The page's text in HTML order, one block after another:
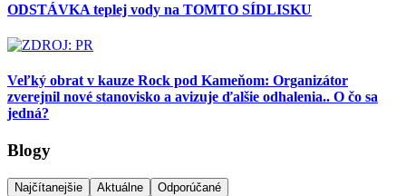
ODSTÁVKA teplej vody na TOMTO SÍDLISKU
Veľký obrat v kauze Rock pod Kameňom: Organizátor
zverejnil nové stanovisko a avizuje ďalšie odhalenia.. O čo sa
jedná?
Blogy
Najčítanejšie Aktuálne Odporúčané